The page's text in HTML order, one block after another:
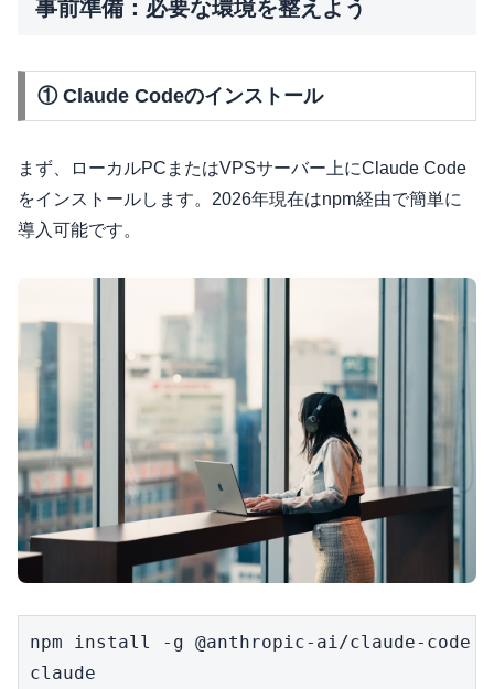
事前準備：必要な環境を整えよう
① Claude Codeのインストール
まず、ローカルPCまたはVPSサーバー上にClaude Code
をインストールします。2026年現在はnpm経由で簡単に
導入可能です。
npm install -g @anthropic-ai/claude-code
claude